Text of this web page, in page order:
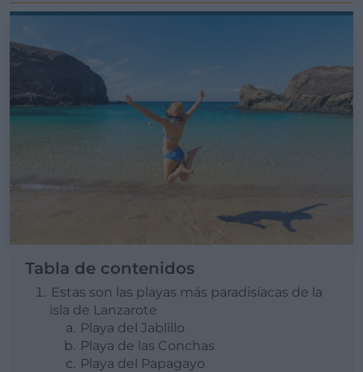
Tabla de contenidos
Estas son las playas más paradisíacas de la
isla de Lanzarote
Playa del Jablillo
Playa de las Conchas
Playa del Papagayo